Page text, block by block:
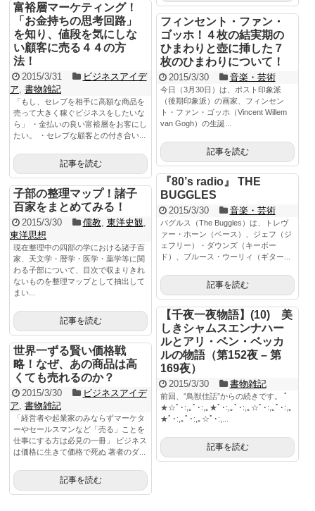
富裕層マーケティング！
「お金持ちの思考回路」
を知り、値段を気にしな
い顧客に売る４４の方
法！
2015/3/31
ビジネスアイデ
ア 書物雑記
「もし、セレブを相手に高額な商品を
売って大きく稼ぐビジネスをしたいな
ら」 ・金払いの良い富裕層をお客にし
たい。 ・セレブな顧客との付き合い...
記事を読む
フィンセント・ファン・
ゴッホ！４枚の結実期の
ひまわりと壺に挿した７
枚のひまわりについて！
2015/3/30 音楽・芸術
今日（3月30日）は、ポスト印象派
（後期印象派）の画家、フィンセン
ト・ファン・ゴッホ（Vincent Willem
van Gogh）の生誕...
記事を読む
『80’s radio』 THE
BUGGLES
2015/3/30 音楽・芸術
バグルス（The Buggles）は、トレヴ
ァー・ホーン（ベース）、ジェフ（ジ
ェフリー）・ダウンズ（キーボー
ド）、ブルース・ウーリィ（ギター...
記事を読む
子部の整理マップ！諸子
百家をまとめてみる！
2015/3/30 儒教, 東洋史観
東洋思想
現在整理中の四部の学における諸子百
家、天文学・暦学・医学・薬学等に関
わる子部について、目次で収まりきれ
ないものを整理マップとして抽出して
まい...
記事を読む
【千夜一夜物語】(10) 美
しきシャムスエンナハー
ルとアリ・ベン・ベッカ
ルの物語（第152夜 – 第
169夜）
2015/3/30 書物雑記
前回、”鳥獣佳話”からの続きです。 ﾟ
★☆ﾟ･:,｡ﾟ･:,｡★ﾟ･:,｡ﾟ･:,｡☆ﾟ･:,｡ﾟ･:,｡
★ﾟ･:,｡ﾟ･:,｡☆ﾟ･:,...
記事を読む
世界一ずる賢い価格戦
略！なぜ、あの商品は高
くても売れるのか？
2015/3/30
ビジネスアイデ
ア 書物雑記
「経営者や起業家のみならずマーケタ
ーやセールスマンなど「売る」ことを
仕事にする方は必見の一冊」 ビジネス
は価格に生きて価格で死ぬ 著者のダ...
記事を読む